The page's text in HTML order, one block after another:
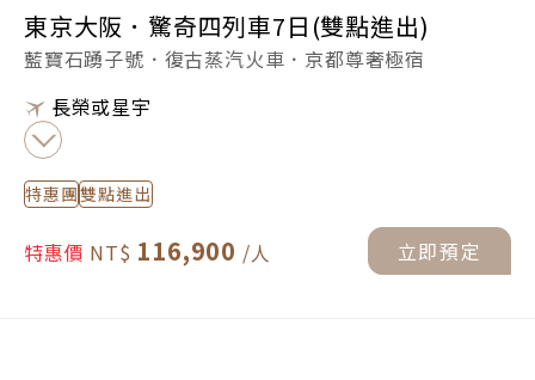
東京大阪．驚奇四列車7日(雙點進出)
藍寶石踴子號．復古蒸汽火車．京都尊奢極宿
長榮或星宇
特惠團雙點進出
特惠價 116,900 立即預定